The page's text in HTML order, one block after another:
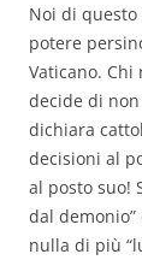
Noi di
potere
Vaticano. Chi
decide di
dichiara
decisioni al
al posto suo!
dal demonio”
nulla di più